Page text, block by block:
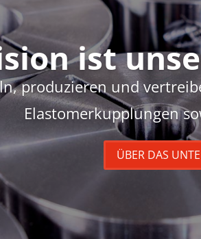
ist
produzieren und
Elastomerkupplungen
ÜBER DAS